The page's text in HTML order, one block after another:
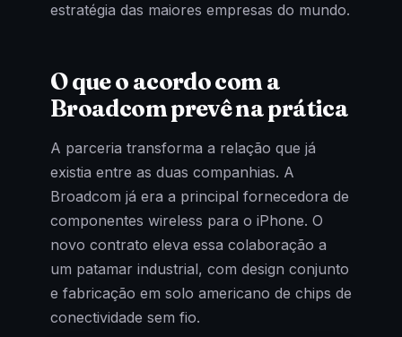
estratégia das maiores empresas do mundo.
O que o acordo com a
Broadcom prevê na prática
A parceria transforma a relação que já
existia entre as duas companhias. A
Broadcom já era a principal fornecedora de
componentes wireless para o iPhone. O
novo contrato eleva essa colaboração a
um patamar industrial, com design conjunto
e fabricação em solo americano de chips de
conectividade sem fio.